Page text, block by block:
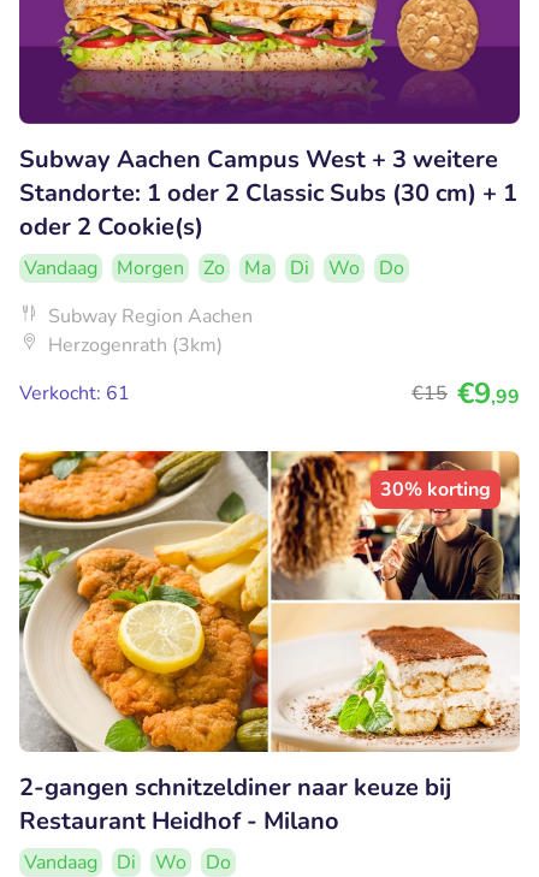
Subway Aachen Campus West + 3 weitere
Standorte: 1 oder 2 Classic Subs (30 cm) + 1
oder 2 Cookie(s)
Vandaag Morgen Zo Ma Di Wo
Do
Subway Region Aachen
Herzogenrath (3km)
Verkocht: 61
€15 €9,99
30% korting
2-gangen schnitzeldiner naar keuze bij
Restaurant Heidhof - Milano
Vandaag Di Wo
Do